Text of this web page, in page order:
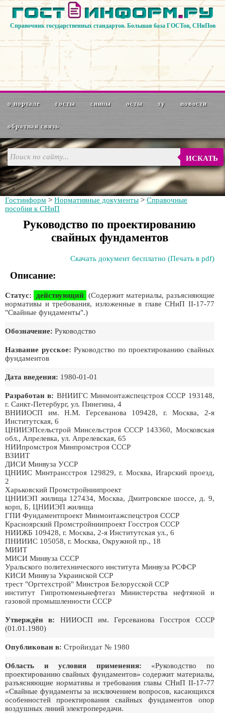
Справочник государственных стандартов. Большая база ГОСТов, СНиПов
о портале госты снипы осты ту новости
обратная связь
ИСКАТЬ
Гостинформ > Нормативные документы > Справочные
пособия к СНиП
Руководство по проектированию
свайных фундаментов
Скачать документ бесплатно (Печать в pdf)
Описание:
Статус: действующий (Содержит материалы, разъясняющие
нормативы и требования, изложенные в главе СНиП II-17-77
"Свайные фундаменты".)
Обозначение: Руководство
Название русское: Руководство по проектированию свайных
фундаментов
Дата введения: 1980-01-01
Разработан в: ВНИИГС Минмонтажспецстроя СССР 193148,
г. Санкт-Петербург, ул. Пинегина, 4
ВНИИОСП им. Н.М. Герсеванова 109428, г. Москва, 2-я
Институтская, 6
ЦНИИЭПсельстрой Минсельстроя СССР 143360, Московская
обл., Апрелевка, ул. Апрелевская, 65
НИИпромстроя Минпромстроя СССР
ВЗИИТ
ДИСИ Минвуза УССР
ЦНИИС Минтрансстроя 129829, г. Москва, Игарский проезд,
2
Харьковский Промстройниипроект
ЦНИИЭП жилища 127434, Москва, Дмитровское шоссе, д. 9,
корп, Б, ЦНИИЭП жилища
ГПИ Фундаментпроект Минмонтажспецстроя СССР
Красноярский Промстройниипроект Госстроя СССР
НИИЖБ 109428, г. Москва, 2-я Институтская ул., 6
ПНИИИС 105058, г. Москва, Окружной пр., 18
МИИТ
МИСИ Минвуза СССР
Уральского политехнического института Минвуза РСФСР
КИСИ Минвуза Украинской ССР
трест "Оргтехстрой" Минстроя Белорусской ССР
институт Гипротюменьнефтегаз Министерства нефтяной и
газовой промышленности СССР
Утверждён в: НИИОСП им. Герсеванова Госстроя СССР
(01.01.1980)
Опубликован в: Стройиздат № 1980
Область и условия применения: «Руководство по
проектированию свайных фундаментов» содержит материалы,
разъясняющие нормативы и требования главы СНиП II-17-77
«Свайные фундаменты за исключением вопросов, касающихся
особенностей проектирования свайных фундаментов опор
воздушных линий электропередачи.